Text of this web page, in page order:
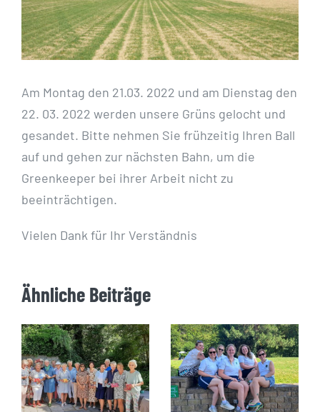
Am Montag den 21.03. 2022 und am Dienstag den
22. 03. 2022 werden unsere Grüns gelocht und
gesandet. Bitte nehmen Sie frühzeitig Ihren Ball
auf und gehen zur nächsten Bahn, um die
Greenkeeper bei ihrer Arbeit nicht zu
beeinträchtigen.
Vielen Dank für Ihr Verständnis
Ähnliche Beiträge